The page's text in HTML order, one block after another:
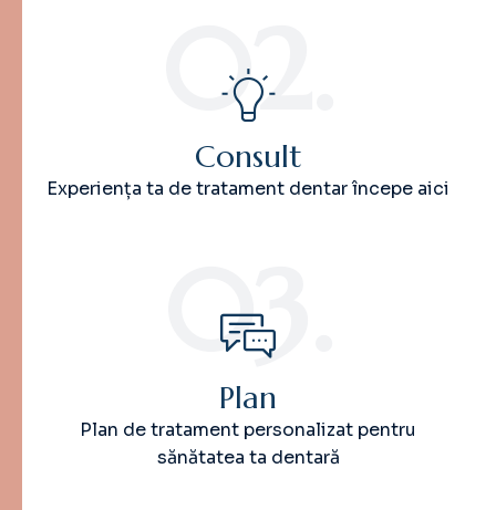
02.
Consult
Experiența ta de tratament dentar începe aici
03.
Plan
Plan de tratament personalizat pentru
sănătatea ta dentară